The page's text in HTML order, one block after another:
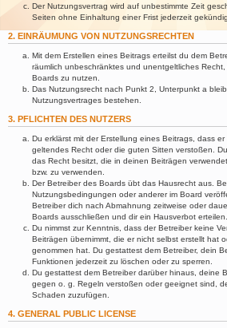
Der Nutzungsvertrag wird auf unbestimmte Zeit
Seiten ohne Einhaltung einer Frist jederzeit
2. EINRÄUMUNG VON NUTZUNGSRECHTEN
Mit dem Erstellen eines Beitrags erteilst du dem
räumlich unbeschränktes und unentgeltliches
Boards zu nutzen.
Das Nutzungsrecht nach Punkt 2, Unterpunkt a
Nutzungsvertrages bestehen.
3. PFLICHTEN DES NUTZERS
Du erklärst mit der Erstellung eines Beitrags, dass
geltendes Recht oder die guten Sitten verstoßen.
das Recht besitzt, die in deinen Beiträgen
bzw. zu verwenden.
Der Betreiber des Boards übt das Hausrecht aus.
Nutzungsbedingungen oder anderer im Board
Betreiber dich nach Abmahnung zeitweise oder
Boards ausschließen und dir ein Hausverbot erteilen.
Du nimmst zur Kenntnis, dass der Betreiber keine
Beiträgen übernimmt, die er nicht selbst erstellt hat
genommen hat. Du gestattest dem Betreiber, dein
Funktionen jederzeit zu löschen oder zu sperren.
Du gestattest dem Betreiber darüber hinaus, deine
gegen o. g. Regeln verstoßen oder geeignet sind,
Schaden zuzufügen.
4. GENERAL PUBLIC LICENSE